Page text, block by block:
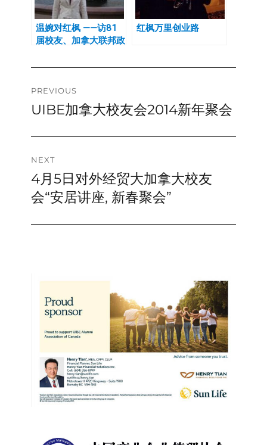
温婉对红枫 ——访81
届校友、加拿大联邦政
部司局长 严小沂
红枫万里创业路
Post
navigation
PREVIOUS
Previous
UIBE加拿大校友会2014新年聚会
NEXT
Next
post:
4月5日对外经贸大加拿大校友
会“安居讲座, 新春聚会”